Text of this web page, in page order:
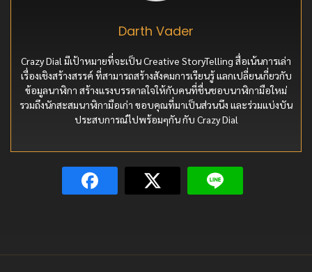
Darth Vader
Crazy Dial มีเป้าหมายที่จะเป็น Creative StoryTelling สื่อเน้นการเล่า
เรื่องเชิงสร้างสรรค์ ที่สามารถสร้างสังคมการเรียนรู้ แลกเปลี่ยนเกี่ยวกับ
ข้อมูลนาฬิกา สร้างแรงบรรดาลใจให้กับคนที่ชื่นชอบนาฬิกามือใหม่
รวมถึงนักสะสมนาฬิกามือเก่า ขอบคุณที่มาเป็นส่วนนึง และร่วมแบ่งบัน
ประสบการณ์ไปพร้อมๆกัน กับ Crazy Dial